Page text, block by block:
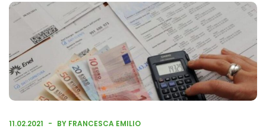
11.02.2021 BY FRANCESCA EMILIO